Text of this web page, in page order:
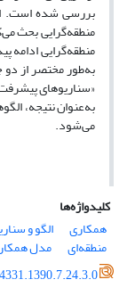
بررسی شده است.
منطقه‌‌گرایی بحث
منطقه‌گرایی ادامه
به‌طور مختصر از دو
«سناریوهای
به‌عنوان نتیجه،
می‌شود.
کلیدواژه‌ها
همکاری
الگو و
منطقه‌ای
مدل